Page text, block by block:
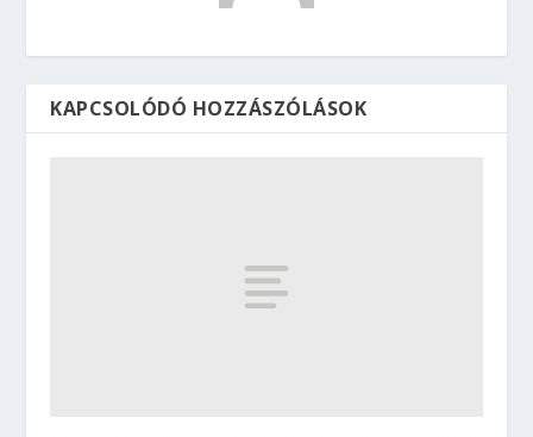
KAPCSOLÓDÓ HOZZÁSZÓLÁSOK